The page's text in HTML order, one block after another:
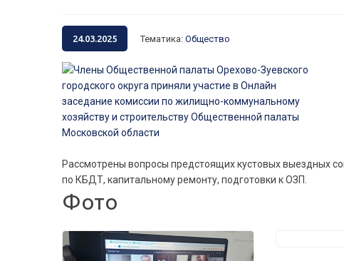
24.03.2025 Тематика: Общество
Рассмотрены вопросы предстоящих кустовых выездных
по КБДТ, капитальному ремонту, подготовки к ОЗП.
Фото